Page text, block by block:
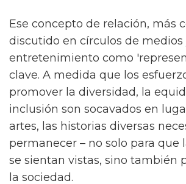
Ese concepto de relación, más
discutido en círculos de medios
entretenimiento como
clave. A medida que los
promover la diversidad, la
inclusión son socavados en
artes, las historias diversas
permanecer – no solo para que
se sientan vistas, sino también
la sociedad.